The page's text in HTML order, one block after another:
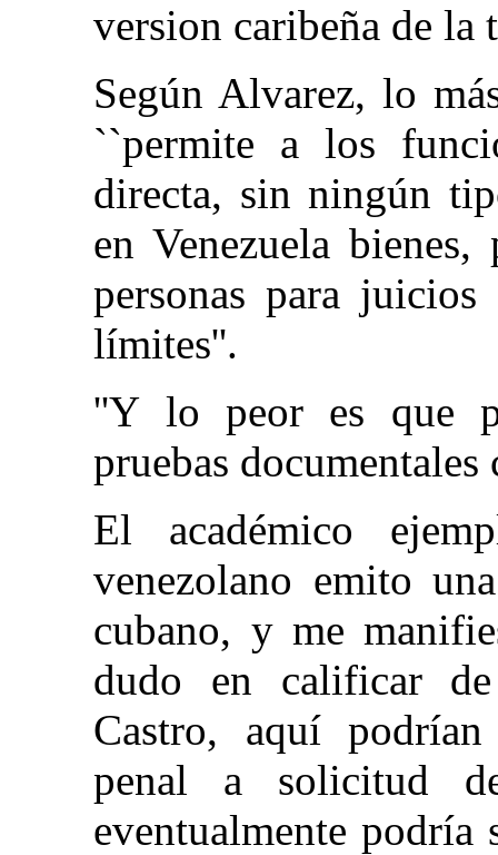
version caribeña de la
Según Alvarez, lo
``permite a los
directa, sin ningún
en Venezuela bienes,
personas para
límites''.
''Y lo peor es que
pruebas
El académico
venezolano emito
cubano, y me
dudo en calificar
Castro, aquí
penal a solicitud
eventualmente